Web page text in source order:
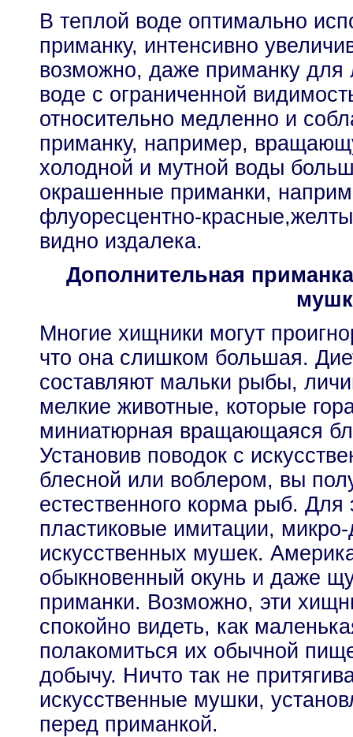
В теплой воде оптимально
приманку, интенсивно
возможно, даже приманку для
воде с ограниченной
относительно медленно и
приманку, например,
холодной и мутной воды
окрашенные приманки,
флуоресцентно-
видно издалека.
Дополнительная
Многие хищники могут
что она слишком большая.
составляют мальки рыбы,
мелкие животные, которые
миниатюрная вращающаяся
Установив поводок с
блесной или воблером, вы
естественного корма рыб. Для
пластиковые имитации,
искусственных мушек.
обыкновенный окунь и даже
приманки. Возможно, эти
спокойно видеть, как
полакомиться их обычной
добычу. Ничто так не
искусственные мушки,
перед приманкой.